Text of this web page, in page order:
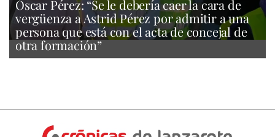
Óscar Pérez: “Se le debería caer la cara de
vergüenza a Astrid Pérez por admitir a una
persona que está con el acta de concejal de
otra formación”